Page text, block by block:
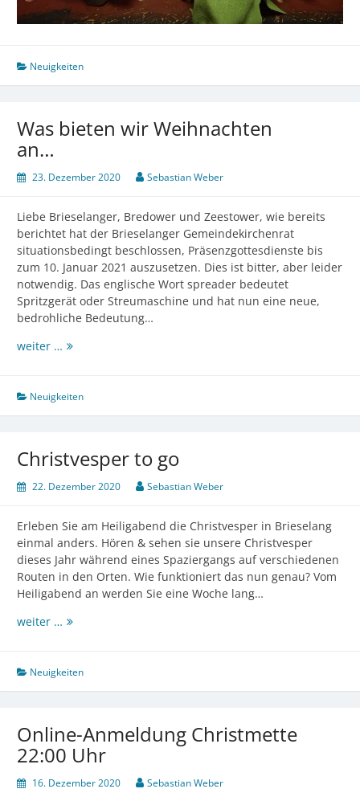
Neuigkeiten
Was bieten wir Weihnachten
an…
23. Dezember 2020 Sebastian Weber
Liebe Brieselanger, Bredower und Zeestower, wie bereits
berichtet hat der Brieselanger Gemeindekirchenrat
situationsbedingt beschlossen, Präsenzgottesdienste bis
zum 10. Januar 2021 auszusetzen. Dies ist bitter, aber leider
notwendig. Das englische Wort spreader bedeutet
Spritzgerät oder Streumaschine und hat nun eine neue,
bedrohliche Bedeutung…
weiter … Was
Weihnachten
an…
Neuigkeiten
Christvesper to go
22. Dezember 2020 Sebastian Weber
Erleben Sie am Heiligabend die Christvesper in Brieselang
einmal anders. Hören & sehen sie unsere Christvesper
dieses Jahr während eines Spaziergangs auf verschiedenen
Routen in den Orten. Wie funktioniert das nun genau? Vom
Heiligabend an werden Sie eine Woche lang…
weiter … Christvesper
Neuigkeiten
Online-Anmeldung Christmette
22:00 Uhr
16. Dezember 2020 Sebastian Weber